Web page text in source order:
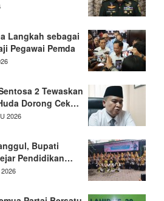
Langkah sebagai
Pegawai Pemda
2 Tewaskan
Dorong Cek…
2026
Bupati
Pendidikan…